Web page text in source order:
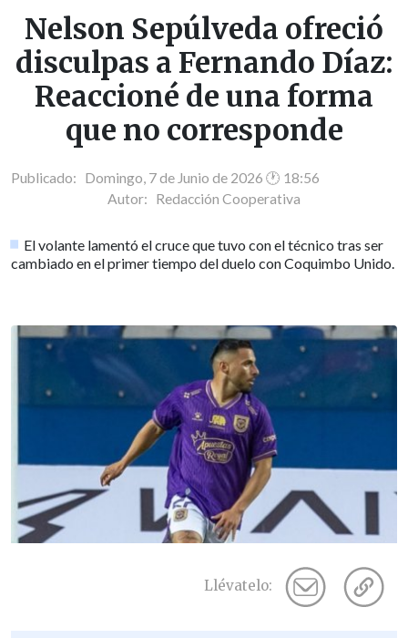
Nelson Sepúlveda ofreció
disculpas a Fernando Díaz:
Reaccioné de una forma
que no corresponde
Publicado: Domingo, 7 de Junio de 2026 🕐 18:56
Autor: Redacción Cooperativa
El volante lamentó el cruce que tuvo con el técnico tras ser
cambiado en el primer tiempo del duelo con Coquimbo Unido.
Llévatelo: